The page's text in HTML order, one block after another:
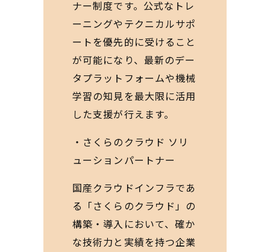
ナー制度です。公式なトレ
ーニングやテクニカルサポ
ートを優先的に受けること
が可能になり、最新のデー
タプラットフォームや機械
学習の知見を最大限に活用
した支援が行えます。
・さくらのクラウド ソリ
ューションパートナー
国産クラウドインフラであ
る「さくらのクラウド」の
構築・導入において、確か
な技術力と実績を持つ企業